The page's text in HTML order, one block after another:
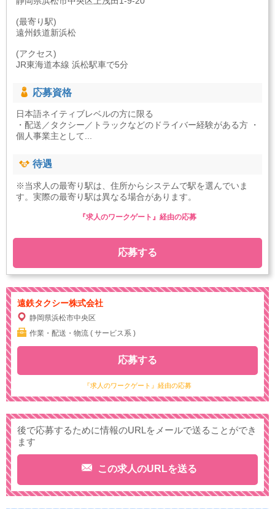
(最寄り駅)
遠州鉄道新浜松
(アクセス)
JR東海道本線 浜松駅車で5分
応募資格
日本語ネイティブレベルの方に限る
・配送／タクシー／トラックなどのドライバー経験がある方 ・
個人事業主として...
待遇
※当求人の最寄り駅は、住所からシステムで駅を選んでいま
す。実際の最寄り駅は異なる場合があります。
応募する
『求人のワークゲート』経由の応募
遠鉄タクシー株式会社
静岡県浜松市中央区
作業・配送・物流 ( サービス系 )
『求人のワークゲート』経由の応募
応募する
後で応募するために情報のURLをメールで送ることができ
ます
この求人のURLを送る